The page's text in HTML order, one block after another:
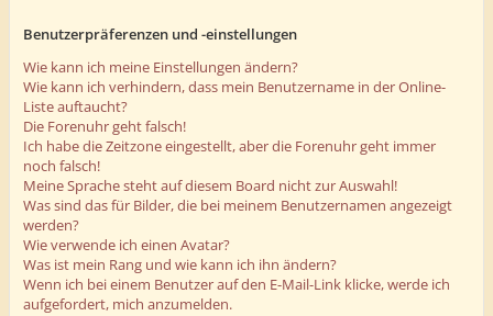
Benutzerpräferenzen und -einstellungen
Wie kann ich meine Einstellungen ändern?
Wie kann ich verhindern, dass mein Benutzername in der Online-
Liste auftaucht?
Die Forenuhr geht falsch!
Ich habe die Zeitzone eingestellt, aber die Forenuhr geht immer
noch falsch!
Meine Sprache steht auf diesem Board nicht zur Auswahl!
Was sind das für Bilder, die bei meinem Benutzernamen angezeigt
werden?
Wie verwende ich einen Avatar?
Was ist mein Rang und wie kann ich ihn ändern?
Wenn ich bei einem Benutzer auf den E-Mail-Link klicke, werde ich
aufgefordert, mich anzumelden.